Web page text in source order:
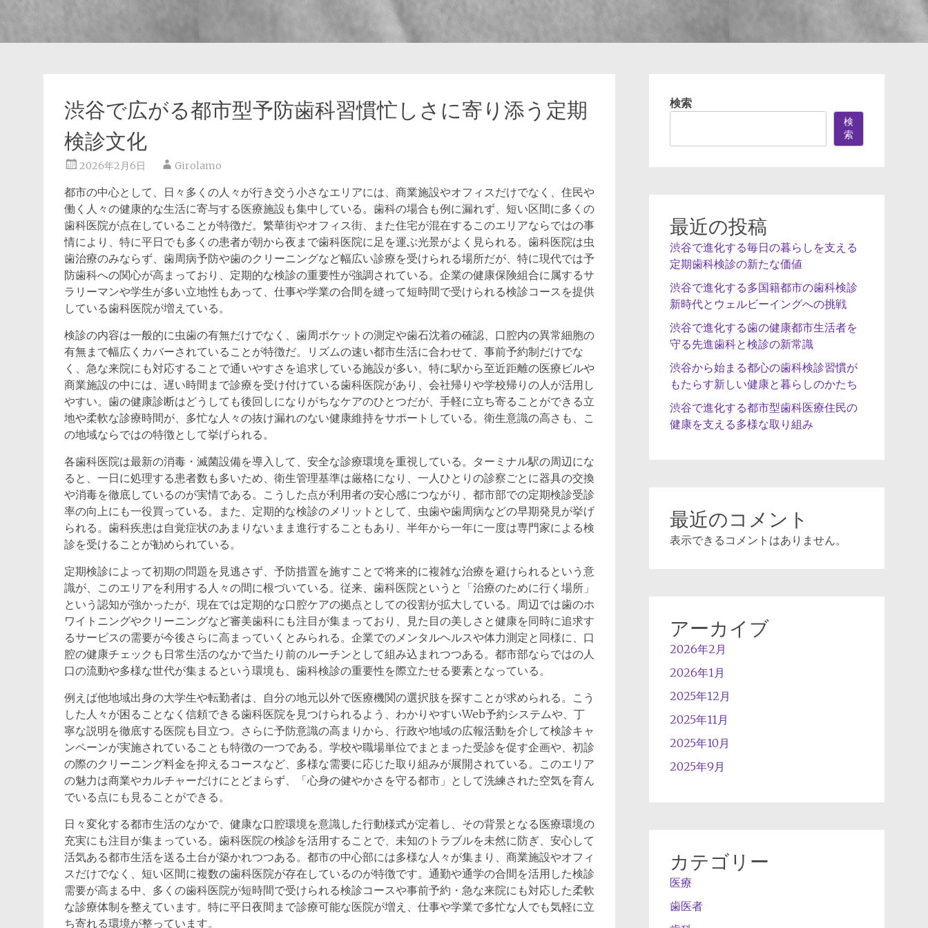
渋谷で広がる都市型予防歯科習慣忙しさに寄り添う定期
検診文化
2026年2月6日 Girolamo
都市の中心として、日々多くの人々が行き交う小さなエリアには、商業施設やオフィスだけでなく、住民や
働く人々の健康的な生活に寄与する医療施設も集中している。 歯科の場合も例に漏れず、短い区間に多くの
歯科医院が点在していることが特徴だ。繁華街やオフィス街、また住宅が混在するこのエリアならではの事
情により、特に平日でも多くの患者が朝から夜まで歯科医院に足を運ぶ光景がよく見られる。歯科医院は虫
歯治療のみならず、歯周病予防や歯のクリーニングなど幅広い診療を受けられる場所だが、特に現代では予
防歯科への関心が高まっており、定期的な検診の重要性が強調されている。企業の健康保険組合に属するサ
ラリーマンや学生が多い立地性もあって、仕事や学業の合間を縫って短時間で受けられる検診コースを提供
している歯科医院が増えている。
検診の内容は一般的に虫歯の有無だけでなく、歯周ポケットの測定や歯石沈着の確認、口腔内の異常細胞の
有無まで幅広くカバーされていることが特徴だ。リズムの速い都市生活に合わせて、事前予約制だけでな
く、急な来院にも対応することで通いやすさを追求している施設が多い。特に駅から至近距離の医療ビルや
商業施設の中には、遅い時間まで診療を受け付けている歯科医院があり、会社帰りや学校帰りの人が活用し
やすい。歯の健康診断はどうしても後回しになりがちなケアのひとつだが、手軽に立ち寄ることができる立
地や柔軟な診療時間が、多忙な人々の抜け漏れのない健康維持をサポートしている。衛生意識の高さも、こ
の地域ならではの特徴として挙げられる。
各歯科医院は最新の消毒・滅菌設備を導入して、安全な診療環境を重視している。ターミナル駅の周辺にな
ると、一日に処理する患者数も多いため、衛生管理基準は厳格になり、一人ひとりの診察ごとに器具の交換
や消毒を徹底しているのが実情である。こうした点が利用者の安心感につながり、都市部での定期検診受診
率の向上にも一役買っている。また、定期的な検診のメリットとして、虫歯や歯周病などの早期発見が挙げ
られる。歯科疾患は自覚症状のあまりないまま進行することもあり、半年から一年に一度は専門家による検
診を受けることが勧められている。
定期検診によって初期の問題を見逃さず、予防措置を施すことで将来的に複雑な治療を避けられるという意
識が、このエリアを利用する人々の間に根づいている。従来、歯科医院というと「治療のために行く場所」
という認知が強かったが、現在では定期的な口腔ケアの拠点としての役割が拡大している。周辺では歯のホ
ワイトニングやクリーニングなど審美歯科にも注目が集まっており、見た目の美しさと健康を同時に追求す
るサービスの需要が今後さらに高まっていくとみられる。企業でのメンタルヘルスや体力測定と同様に、口
腔の健康チェックも日常生活のなかで当たり前のルーチンとして組み込まれつつある。都市部ならではの人
口の流動や多様な世代が集まるという環境も、歯科検診の重要性を際立たせる要素となっている。
例えば他地域出身の大学生や転勤者は、自分の地元以外で医療機関の選択肢を探すことが求められる。こう
した人々が困ることなく信頼できる歯科医院を見つけられるよう、わかりやすいWeb予約システムや、丁
寧な説明を徹底する医院も目立つ。さらに予防意識の高まりから、行政や地域の広報活動を介して検診キャ
ンペーンが実施されていることも特徴の一つである。学校や職場単位でまとまった受診を促す企画や、初診
の際のクリーニング料金を抑えるコースなど、多様な需要に応じた取り組みが展開されている。このエリア
の魅力は商業やカルチャーだけにとどまらず、「心身の健やかさを守る都市」として洗練された空気を育ん
でいる点にも見ることができる。
日々変化する都市生活のなかで、健康な口腔環境を意識した行動様式が定着し、その背景となる医療環境の
充実にも注目が集まっている。歯科医院の検診を活用することで、未知のトラブルを未然に防ぎ、安心して
活気ある都市生活を送る土台が築かれつつある。都市の中心部には多様な人々が集まり、商業施設やオフィ
スだけでなく、短い区間に複数の歯科医院が存在しているのが特徴です。通勤や通学の合間を活用した検診
需要が高まる中、多くの歯科医院が短時間で受けられる検診コースや事前予約・急な来院にも対応した柔軟
な診療体制を整えています。特に平日夜間まで診療可能な医院が増え、仕事や学業で多忙な人でも気軽に立
ち寄れる環境が整っています。
検索
検
索
最近の投稿
渋谷で進化する毎日の暮らしを支える
定期歯科検診の新たな価値
渋谷で進化する多国籍都市の歯科検診
新時代とウェルビーイングへの挑戦
渋谷で進化する歯の健康都市生活者を
守る先進歯科と検診の新常識
渋谷から始まる都心の歯科検診習慣が
もたらす新しい健康と暮らしのかたち
渋谷で進化する都市型歯科医療住民の
健康を支える多様な取り組み
最近のコメント
表示できるコメントはありません。
アーカイブ
2026年2月
2026年1月
2025年12月
2025年11月
2025年10月
2025年9月
カテゴリー
医療
歯医者